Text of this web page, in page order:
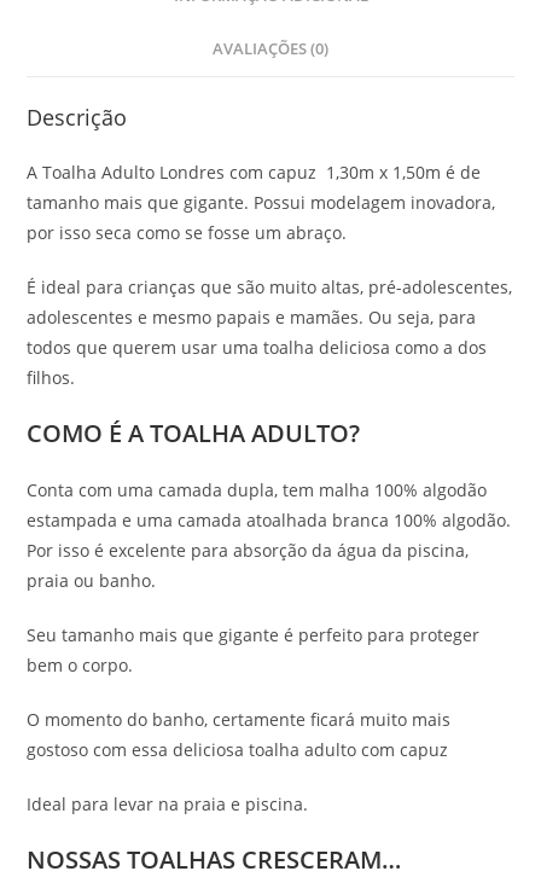
AVALIAÇÕES (0)
Descrição
A Toalha Adulto Londres com capuz 1,30m x 1,50m é de
tamanho mais que gigante. Possui modelagem inovadora,
por isso seca como se fosse um abraço.
É ideal para crianças que são muito altas, pré-adolescentes,
adolescentes e mesmo papais e mamães. Ou seja, para
todos que querem usar uma toalha deliciosa como a dos
filhos.
COMO É A TOALHA ADULTO?
Conta com uma camada dupla, tem malha 100% algodão
estampada e uma camada atoalhada branca 100% algodão.
Por isso é excelente para absorção da água da piscina,
praia ou banho.
Seu tamanho mais que gigante é perfeito para proteger
bem o corpo.
O momento do banho, certamente ficará muito mais
gostoso com essa deliciosa toalha adulto com capuz
Ideal para levar na praia e piscina.
NOSSAS TOALHAS CRESCERAM…